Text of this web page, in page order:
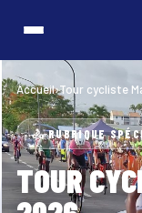
Accueil›Tour cycliste
🚴 RUBRIQUE
TOUR